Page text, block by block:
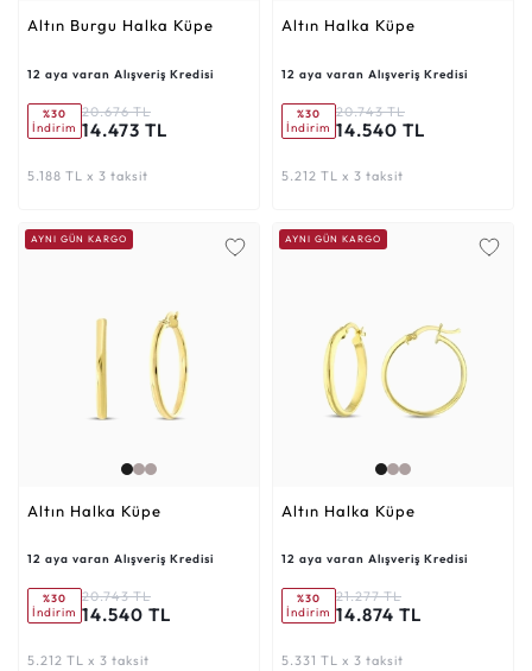
Altın Burgu Halka Küpe
12 aya varan Alışveriş Kredisi
%30
İndirim
20.676 TL
14.473 TL
5.188 TL x 3 taksit
Altın Halka Küpe
12 aya varan Alışveriş Kredisi
%30
İndirim
20.743 TL
14.540 TL
5.212 TL x 3 taksit
AYNI GÜN KARGO
Altın Halka Küpe
12 aya varan Alışveriş Kredisi
%30
İndirim
20.743 TL
14.540 TL
5.212 TL x 3 taksit
AYNI GÜN KARGO
Altın Halka Küpe
12 aya varan Alışveriş Kredisi
%30
İndirim
21.277 TL
14.874 TL
5.331 TL x 3 taksit